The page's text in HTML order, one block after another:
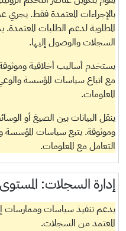
بالإجراءات المعتمدة فقط.
المطلوبة لدعم الطلبات
السجلات والوصول إليها.
يستخدم أساليب أخلاقية
مع اتباع سياسات المؤسسة
المعلومات.
ينقل البيانات بين الصيغ أو
وموثوقة. يتبع سياسات المؤسسة
التعامل مع المعلومات.
إدارة السجلات: المستوى4
يدعم تنفيذ سياسات وممارسات
المعتمد من السجلات.